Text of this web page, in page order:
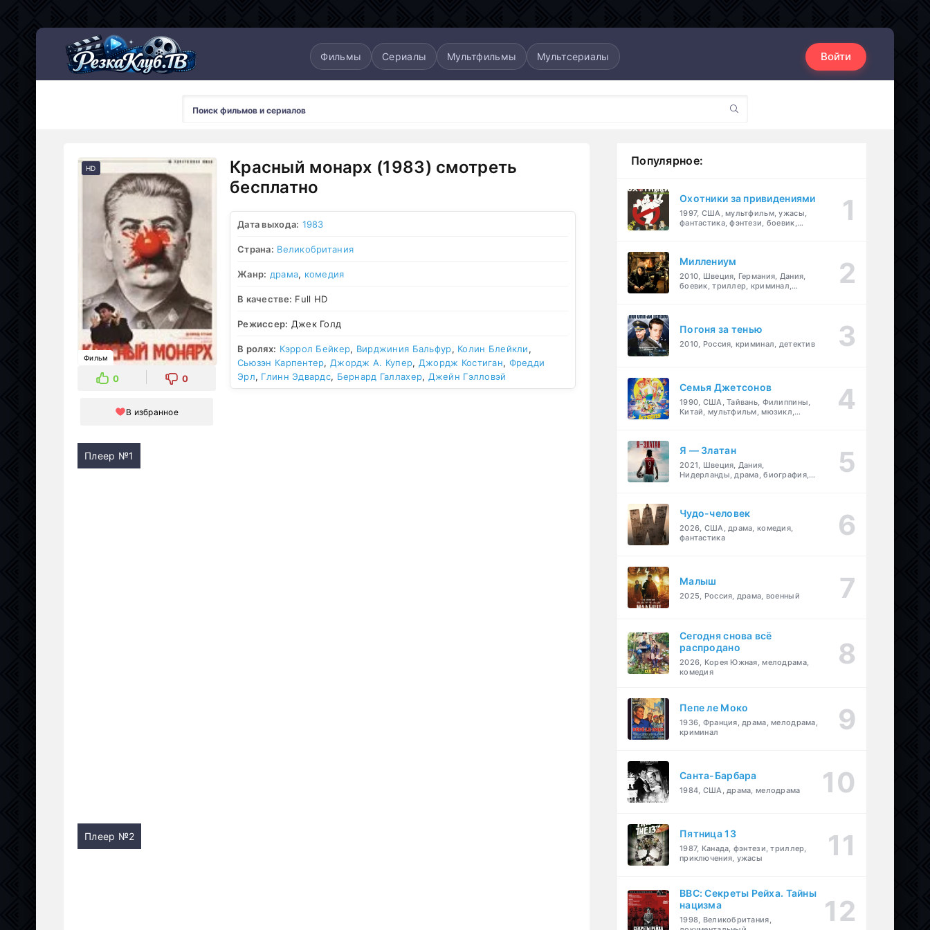
Фильмы Сериалы Мультфильмы Мультсериалы Войти
HD
Фильм
0 0
В избранное
Красный монарх (1983) смотреть
бесплатно
Дата выхода: 1983
Страна: Великобритания
Жанр: драма, комедия
В качестве: Full HD
Режиссер: Джек Голд
В ролях: Кэррол Бейкер, Вирджиния Бальфур, Колин Блейкли,
Сьюзэн Карпентер, Джордж А. Купер, Джордж Костиган, Фредди
Эрл, Глинн Эдвардс, Бернард Галлахер, Джейн Гэлловэй
Плеер №1
Плеер №2
Популярное:
Охотники за привидениями
1997, США, мультфильм, ужасы,
фантастика, фэнтези, боевик,
Миллениум
2010, Швеция, Германия, Дания,
боевик, триллер, криминал,
Погоня за тенью
2010, Россия, криминал, детектив
Семья Джетсонов
1990, США, Тайвань, Филиппины,
Китай, мультфильм, мюзикл,
Я — Златан
2021, Швеция, Дания,
Нидерланды, драма, биография,
Чудо-человек
2026, США, драма, комедия,
фантастика
Малыш
2025, Россия, драма, военный
Сегодня снова всё
распродано
2026, Корея Южная, мелодрама,
комедия
Пепе ле Моко
1936, Франция, драма, мелодрама,
криминал
Санта-Барбара
1984, США, драма, мелодрама
Пятница 13
1987, Канада, фэнтези, триллер,
приключения, ужасы
BBC: Секреты Рейха. Тайны
нацизма
1998, Великобритания,
Мультсериалы